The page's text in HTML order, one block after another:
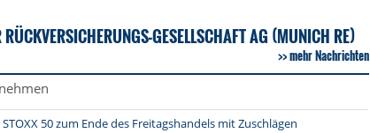
GESELLSCHAFT AG (MUNICH RE)
mehr Nachrichten
50 zum Ende des Freitagshandels mit Zuschlägen